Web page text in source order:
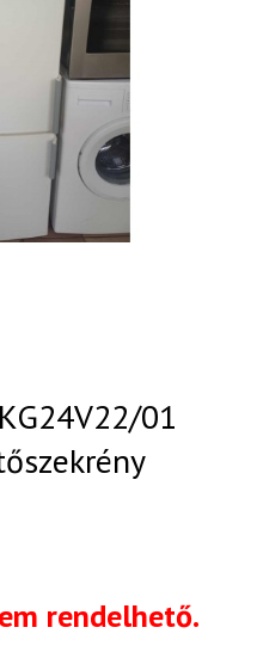
01
rendelhető.